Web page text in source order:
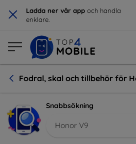
× Ladda ner vår app och handla
enklare.
Fodral, skal och tillbehör för
Snabbsökning
Honor V9